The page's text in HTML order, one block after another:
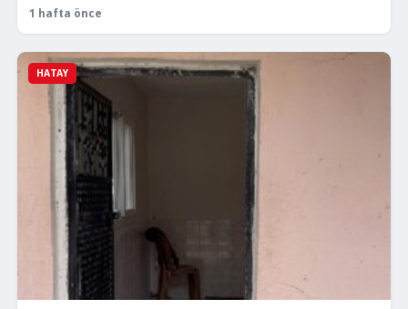
1 hafta önce
HATAY